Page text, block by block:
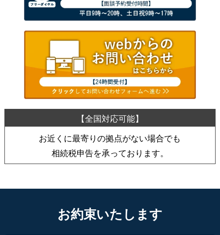
お近くに最寄りの拠点がない場合でも
相続税申告を承っております。
お約束いたします